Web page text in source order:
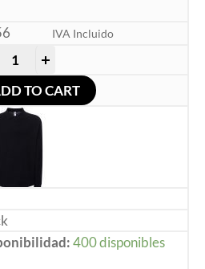
IVA Incluido
TO CART
400 disponibles